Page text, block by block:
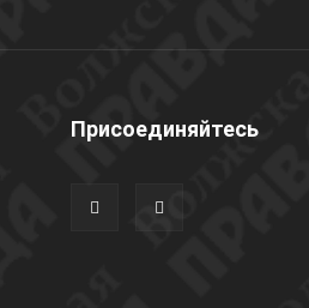
Присоединяйтесь